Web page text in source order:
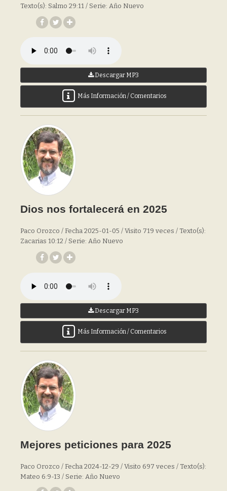
Texto(s): Salmo 29:11 / Serie: Año Nuevo
Descargar MP3
Más Información / Comentarios
Dios nos fortalecerá en 2025
Paco Orozco / Fecha 2025-01-05 / Visito 719 veces / Texto(s):
Zacarias 10:12 / Serie: Año Nuevo
Descargar MP3
Más Información / Comentarios
Mejores peticiones para 2025
Paco Orozco / Fecha 2024-12-29 / Visito 697 veces / Texto(s):
Mateo 6:9-13 / Serie: Año Nuevo